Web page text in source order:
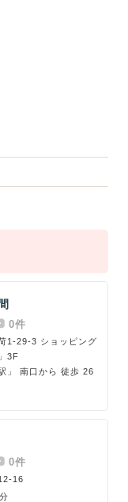
0件
1-29-3 ショッピング
3F
」 南口から 徒歩 26
0件
16